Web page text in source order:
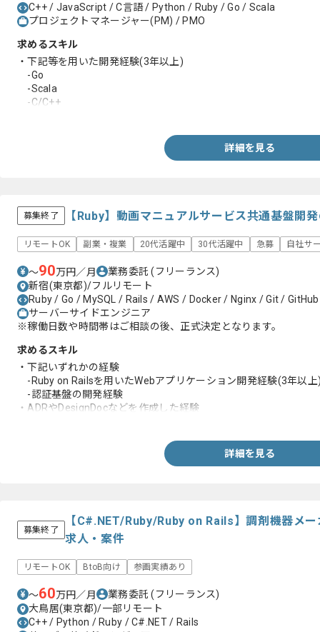
C++ / JavaScript / C言語 / Python / Ruby / Go / Scala
プロジェクトマネージャー(PM) / PMO
求めるスキル
・下記等を用いた開発経験(3年以上)
-Go
-Scala
-C/C++
・エンジニアチームにおけるマネジメント経験(2年以上)
詳細を見る
募集終了 【Ruby】動画マニュアルサービス共通基盤開
リモートOK 副業・複業 20代活躍中 30代活躍中 急募 自社サ
〜90万円／月 業務委託(フリーランス)
新宿(東京都)/フルリモート
Ruby / Go / MySQL / Rails / AWS / Docker / Nginx / Git /
サーバーサイドエンジニア
※稼働日数や時間帯はご相談の後、正式決定となります。
求めるスキル
・下記いずれかの経験
-Ruby on Railsを用いたWebアプリケーション開発経験(3年以上
-認証基盤の開発経験
・ADRやDesignDocなどを作成した経験
詳細を見る
募集終了
【C#.NET/Ruby/Ruby on Rails】調剤機器メ
求人・案件
リモートOK BtoB向け 参画実績あり
〜60万円／月 業務委託(フリーランス)
大鳥居(東京都)/一部リモート
C++ / Python / Ruby / C#.NET / Rails